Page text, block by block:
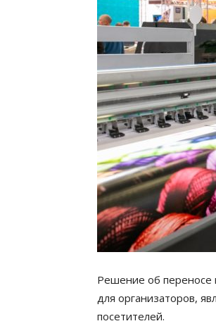
Решение об переносе
для организаторов,
посетителей.